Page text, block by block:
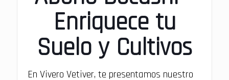
Enriquece tu
Suelo y Cultivos
En Vivero Vetiver, te presentamos nuestro